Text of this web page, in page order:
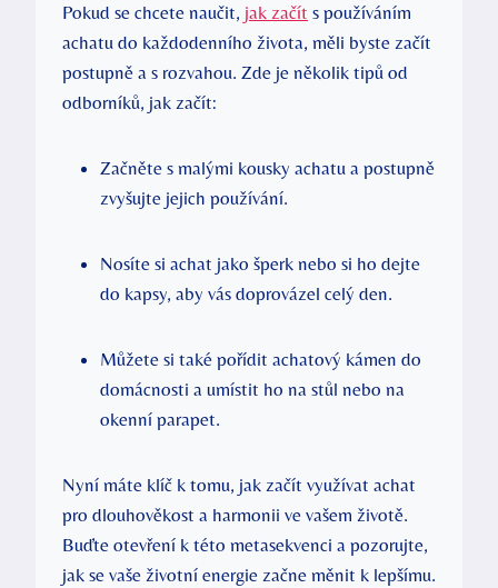
Pokud se chcete naučit, jak začít s používáním
achatu do každodenního života, měli byste začít
postupně a s rozvahou. Zde je několik tipů od
odborníků, jak začít:
Začněte s malými kousky achatu a postupně
zvyšujte jejich používání.
Nosíte si achat jako šperk nebo si ho dejte
do kapsy, aby vás doprovázel celý den.
Můžete si také pořídit achatový kámen do
domácnosti a umístit ho na stůl nebo na
okenní parapet.
Nyní máte klíč k tomu, jak začít využívat achat
pro dlouhověkost a harmonii ve vašem životě.
Buďte otevření k této metasekvenci a pozorujte,
jak se vaše životní energie začne měnit k lepšímu.